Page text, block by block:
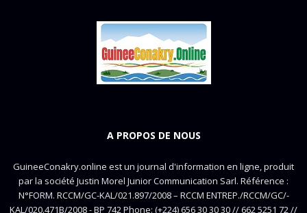
A PROPOS DE NOUS
GuineeConakry.online est un journal d'information en ligne, produit
par la société Justin Morel Junior Communication Sarl. Référence :
N°FORM. RCCM/GC-KAL/021.897/2008 – RCCM ENTREP./RCCM/GC/-
KAL/020.471B/2008 - BP 742 Phone: (+224) 656 30 30 30 // 662 5251 72 //